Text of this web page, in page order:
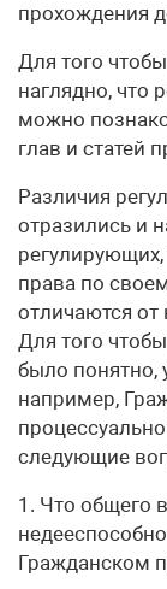
прохождения
Для того
наглядно, что
можно
глав и статей
Различия
отразились и
права по
отличаются
Для того
было понятно,
например,
следующие
1. Что общего
Гражданском